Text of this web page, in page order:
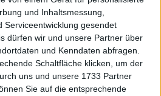
und Inhaltsmessung,
Serviceentwicklung gesendet
dürfen wir und unsere Partner über
und Kenndaten abfragen.
Schaltfläche klicken, um der
uns und unsere 1733 Partner
Sie auf die entsprechende
2,07 2,34 2,90 3,72 -0,41
10,99 9,99 9,47 10,63
2,72 2,45 3,91 4,10 3,76
0,60 0,67 0,83 1,07 -0,12
0,00 0,00 0,00 0,00